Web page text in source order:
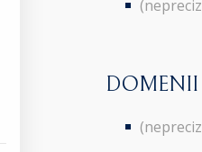
DOMENII